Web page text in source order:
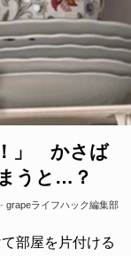
」 かさば
うと…？
grapeライフハック編集部
部屋を片付ける